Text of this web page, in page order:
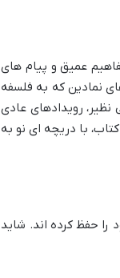
عمیق و پیام های
نمادین که به فلسفه
نظیر، رویدادهای عادی
با دریچه ای نو به
حفظ کرده اند. شاید